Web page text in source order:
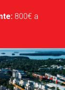
800€ a